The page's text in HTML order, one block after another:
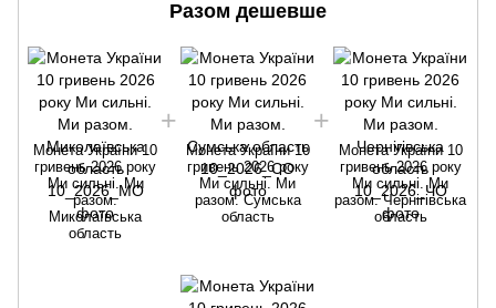
Разом дешевше
Монета України 10
гривень 2026 року
Ми сильні. Ми
разом.
Миколаївська
область
Монета України 10
гривень 2026 року
Ми сильні. Ми
разом. Сумська
область
Монета України 10
гривень 2026 року
Ми сильні. Ми
разом. Чернігівська
область